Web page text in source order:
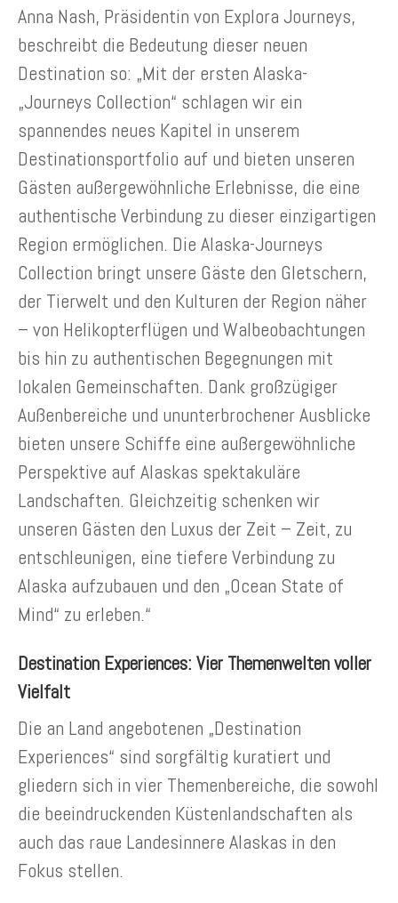
Anna Nash, Präsidentin von Explora Journeys,
beschreibt die Bedeutung dieser neuen
Destination so: „Mit der ersten Alaska-
„Journeys Collection“ schlagen wir ein
spannendes neues Kapitel in unserem
Destinationsportfolio auf und bieten unseren
Gästen außergewöhnliche Erlebnisse, die eine
authentische Verbindung zu dieser einzigartigen
Region ermöglichen. Die Alaska-Journeys
Collection bringt unsere Gäste den Gletschern,
der Tierwelt und den Kulturen der Region näher
– von Helikopterflügen und Walbeobachtungen
bis hin zu authentischen Begegnungen mit
lokalen Gemeinschaften. Dank großzügiger
Außenbereiche und ununterbrochener Ausblicke
bieten unsere Schiffe eine außergewöhnliche
Perspektive auf Alaskas spektakuläre
Landschaften. Gleichzeitig schenken wir
unseren Gästen den Luxus der Zeit – Zeit, zu
entschleunigen, eine tiefere Verbindung zu
Alaska aufzubauen und den „Ocean State of
Mind“ zu erleben.“
Destination Experiences: Vier Themenwelten voller
Vielfalt
Die an Land angebotenen „Destination
Experiences“ sind sorgfältig kuratiert und
gliedern sich in vier Themenbereiche, die sowohl
die beeindruckenden Küstenlandschaften als
auch das raue Landesinnere Alaskas in den
Fokus stellen.